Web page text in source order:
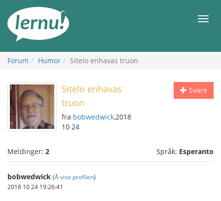
innholdet
Meny
Forum Humor Sitelo enhavas truon
Svare
Sitelo enhavas
truon
fra bobwedwick,2018
10 24
Meldinger: 2 Språk: Esperanto
bobwedwick (Å vise profilen)
2018 10 24 19:26:41